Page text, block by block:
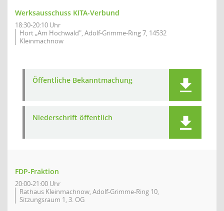
Werksausschuss KITA-Verbund
18:30-20:10 Uhr
Hort „Am Hochwald", Adolf-Grimme-Ring 7, 14532
Kleinmachnow
Öffentliche Bekanntmachung
Niederschrift öffentlich
FDP-Fraktion
20:00-21:00 Uhr
Rathaus Kleinmachnow, Adolf-Grimme-Ring 10,
Sitzungsraum 1, 3. OG